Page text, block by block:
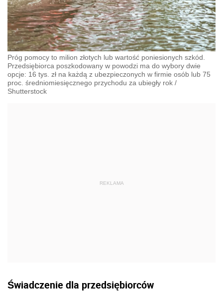
Próg pomocy to milion złotych lub wartość poniesionych szkód.
Przedsiębiorca poszkodowany w powodzi ma do wybory dwie
opcje: 16 tys. zł na każdą z ubezpieczonych w firmie osób lub 75
proc. średniomiesięcznego przychodu za ubiegły rok /
Shutterstock
Świadczenie dla przedsiębiorców